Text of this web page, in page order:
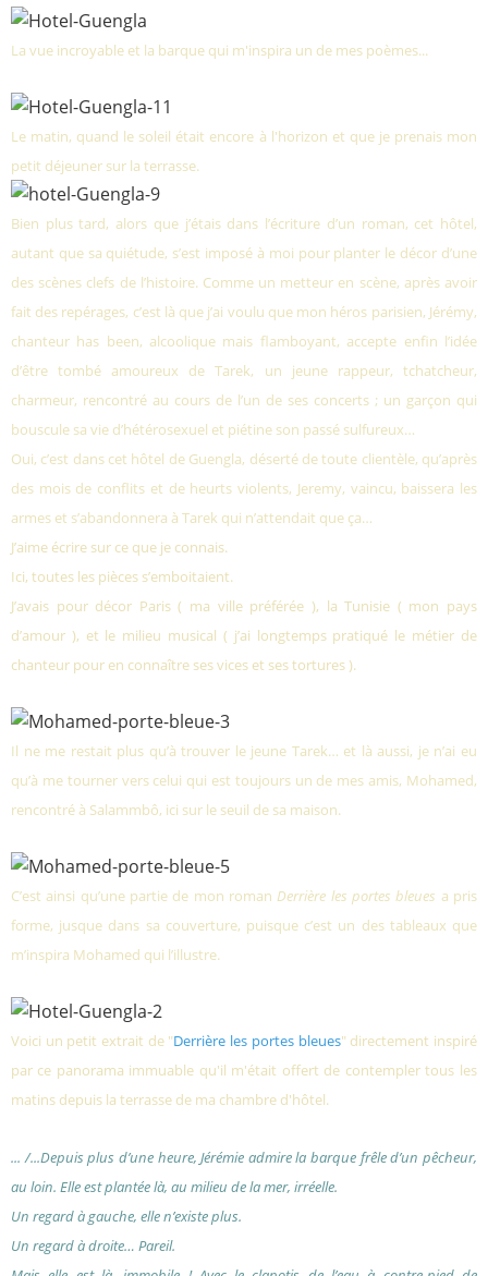
La vue incroyable et la barque qui m'inspira un de mes poèmes...
Le matin, quand le soleil était encore à l'horizon et que je prenais mon
petit déjeuner sur la terrasse.
Bien plus tard, alors que j’étais dans l’écriture d’un roman, cet hôtel,
autant que sa quiétude, s’est imposé à moi pour planter le décor d’une
des scènes clefs de l’histoire. Comme un metteur en scène, après avoir
fait des repérages, c’est là que j’ai voulu que mon héros parisien, Jérémy,
chanteur has been, alcoolique mais flamboyant, accepte enfin l’idée
d’être tombé amoureux de Tarek, un jeune rappeur, tchatcheur,
charmeur, rencontré au cours de l’un de ses concerts ; un garçon qui
bouscule sa vie d’hétérosexuel et piétine son passé sulfureux…
Oui, c’est dans cet hôtel de Guengla, déserté de toute clientèle, qu’après
des mois de conflits et de heurts violents, Jeremy, vaincu, baissera les
armes et s’abandonnera à Tarek qui n’attendait que ça…
J’aime écrire sur ce que je connais.
Ici, toutes les pièces s’emboitaient.
J’avais pour décor Paris ( ma ville préférée ), la Tunisie ( mon pays
d’amour ), et le milieu musical ( j’ai longtemps pratiqué le métier de
chanteur pour en connaître ses vices et ses tortures ).
Il ne me restait plus qu’à trouver le jeune Tarek… et là aussi, je n’ai eu
qu’à me tourner vers celui qui est toujours un de mes amis, Mohamed,
rencontré à Salammbô, ici sur le seuil de sa maison.
C’est ainsi qu’une partie de mon romanDerrière les portes bleues a pris
forme, jusque dans sa couverture, puisque c’est un des tableaux que
m’inspira Mohamed qui l’illustre.
Voici un petit extrait de "Derrière les portes bleues" directement inspiré
par ce panorama immuable qu'il m'était offert de contempler tous les
matins depuis la terrasse de ma chambre d'hôtel.
... /...Depuis plus d’une heure, Jérémie admire la barque frêle d’un pêcheur,
au loin. Elle est plantée là, au milieu de la mer, irréelle.
Un regard à gauche, elle n’existe plus.
Un regard à droite… Pareil.